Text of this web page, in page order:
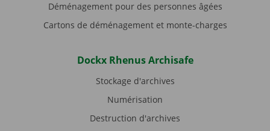
Déménagement pour des personnes âgées
Cartons de déménagement et monte-charges
Dockx Rhenus Archisafe
Stockage d'archives
Numérisation
Destruction d'archives